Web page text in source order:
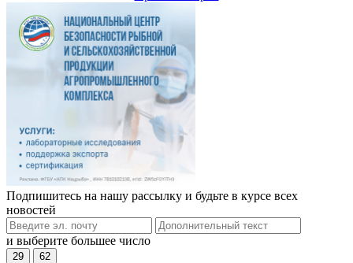
Подпишитесь на нашу рассылку и будьте в курсе всех
новостей
и выберите большее число
29 62